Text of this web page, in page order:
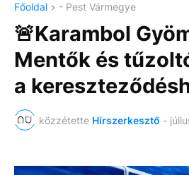
Főoldal - Pest Vármegye
🚨Karambol
Mentők és
a
közzétette Hírszerkesztő -